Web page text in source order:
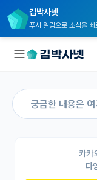
김박사넷
푸시 알림으로 소식을 빠
대학원생 모집
연구실&오픈랩
카카
다